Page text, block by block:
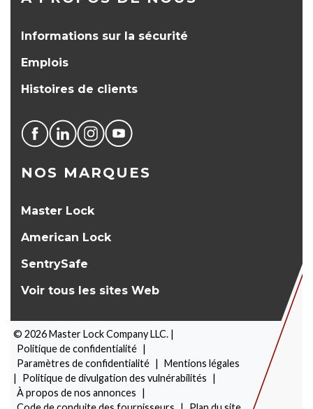
SÉLECTEUR DE PRODUITS
Informations sur la sécurité
Emplois
Histoires de clients
NOS MARQUES
Master Lock
American Lock
SentrySafe
Voir tous les sites Web
© 2026Master Lock Company LLC. |
Politique de confidentialité |
Paramètres de confidentialité | Mentions légales
|
Politique de divulgation des vulnérabilités |
À propos de nos annonces |